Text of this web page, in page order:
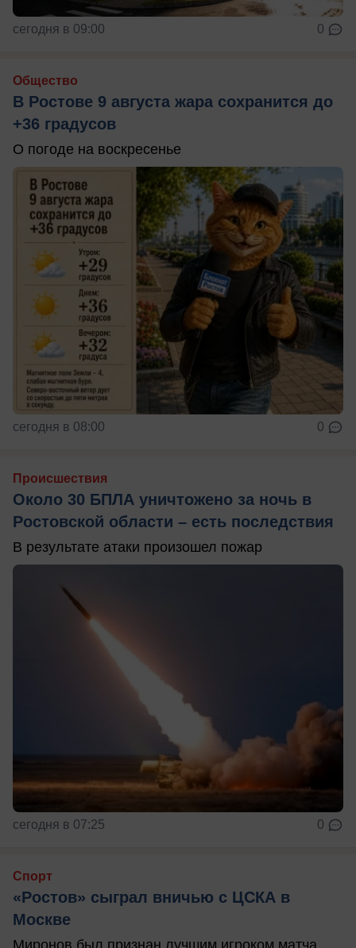
сегодня в 09:00 0
Общество
В Ростове 9 августа жара сохранится до
+36 градусов
О погоде на воскресенье
сегодня в 08:00 0
Происшествия
Около 30 БПЛА уничтожено за ночь в
Ростовской области – есть последствия
В результате атаки произошел пожар
сегодня в 07:25 0
Спорт
«Ростов» сыграл вничью с ЦСКА в
Москве
Миронов был признан лучшим игроком матча